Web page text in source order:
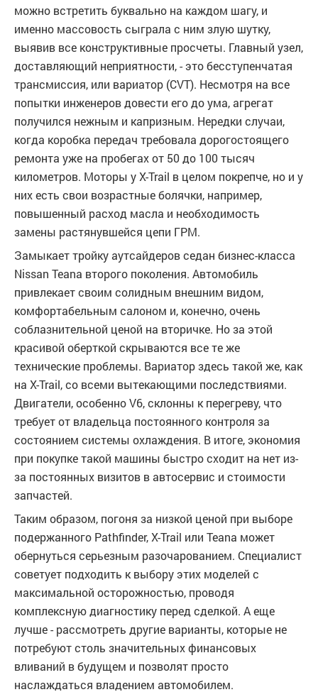
можно встретить буквально на каждом шагу, и
именно массовость сыграла с ним злую шутку,
выявив все конструктивные просчеты. Главный узел,
доставляющий неприятности, - это бесступенчатая
трансмиссия, или вариатор (CVT). Несмотря на все
попытки инженеров довести его до ума, агрегат
получился нежным и капризным. Нередки случаи,
когда коробка передач требовала дорогостоящего
ремонта уже на пробегах от 50 до 100 тысяч
километров. Моторы у X-Trail в целом покрепче, но и у
них есть свои возрастные болячки, например,
повышенный расход масла и необходимость
замены растянувшейся цепи ГРМ.
Замыкает тройку аутсайдеров седан бизнес-класса
Nissan Teana второго поколения. Автомобиль
привлекает своим солидным внешним видом,
комфортабельным салоном и, конечно, очень
соблазнительной ценой на вторичке. Но за этой
красивой оберткой скрываются все те же
технические проблемы. Вариатор здесь такой же, как
на X-Trail, со всеми вытекающими последствиями.
Двигатели, особенно V6, склонны к перегреву, что
требует от владельца постоянного контроля за
состоянием системы охлаждения. В итоге, экономия
при покупке такой машины быстро сходит на нет из-
за постоянных визитов в автосервис и стоимости
запчастей.
Таким образом, погоня за низкой ценой при выборе
подержанного Pathfinder, X-Trail или Teana может
обернуться серьезным разочарованием. Специалист
советует подходить к выбору этих моделей с
максимальной осторожностью, проводя
комплексную диагностику перед сделкой. А еще
лучше - рассмотреть другие варианты, которые не
потребуют столь значительных финансовых
вливаний в будущем и позволят просто
наслаждаться владением автомобилем.